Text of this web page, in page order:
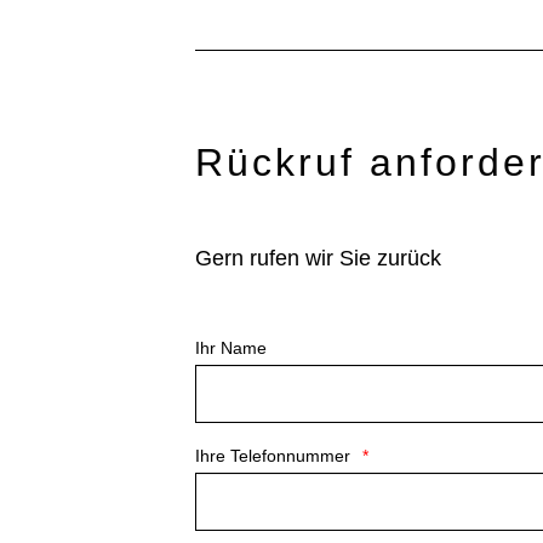
Rückruf
Gern rufen wir Sie zurück
Ihr Name
Ihre Telefonnummer